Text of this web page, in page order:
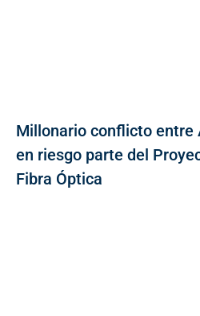
Millonario conflicto entre
en riesgo parte del
Fibra Óptica